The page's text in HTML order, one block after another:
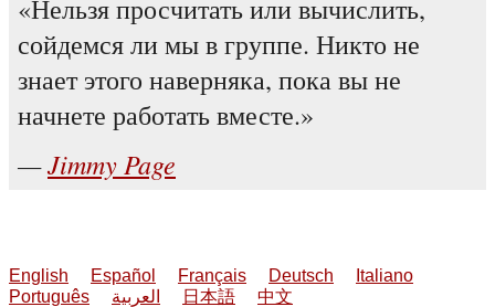
Нельзя просчитать или вычислить,
сойдемся ли мы в группе. Никто не
знает этого наверняка, пока вы не
начнете работать вместе.
Jimmy Page
English Español Français Deutsch
Italiano
Português
العربية 日本語 中文